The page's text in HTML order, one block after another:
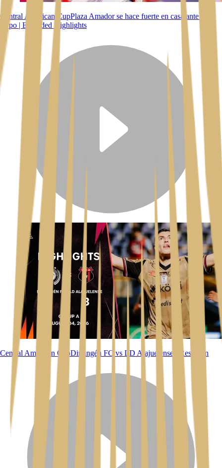
Central American CupPlaza Amador se hace fuerte en casa ante LA
Firpo | Extended Highlights
Central American CupDiriangén FC vs LD Alajuelense l Resumen